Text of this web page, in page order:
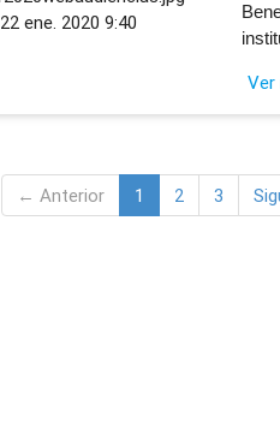
22 ene. 2020 9:40
Ver
← Anterior 1 2 3